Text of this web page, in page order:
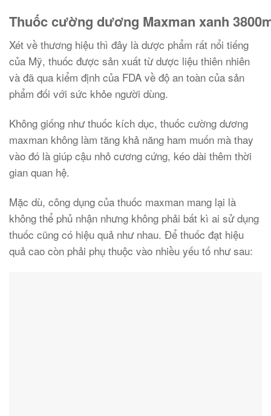
Thuốc cường dương Maxman xanh
Xét về thương hiệu thì đây là dược phẩm rất nổi tiếng
của Mỹ, thuốc được sản xuất từ dược liệu thiên nhiên
và đã qua kiểm định của FDA về độ an toàn của sản
phẩm đối với sức khỏe người dùng.
Không giống như thuốc kích dục, thuốc cường dương
maxman không làm tăng khả năng ham muốn mà thay
vào đó là giúp cậu nhỏ cương cứng, kéo dài thêm thời
gian quan hệ.
Mặc dù, công dụng của thuốc maxman mang lại là
không thể phủ nhận nhưng không phải bất kì ai sử dụng
thuốc cũng có hiệu quả như nhau. Để thuốc đạt hiệu
quả cao còn phải phụ thuộc vào nhiều yếu tố như sau: